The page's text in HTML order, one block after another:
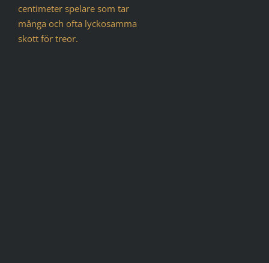
centimeter spelare som tar
många och ofta lyckosamma
skott för treor.